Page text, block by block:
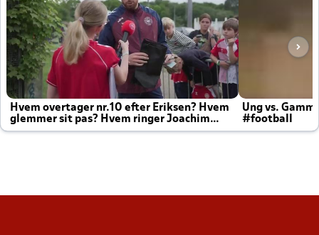
Hvem overtager nr.10 efter Eriksen? Hvem
glemmer sit pas? Hvem ringer Joachim
altid til efter kampe?
Ung vs.
#football